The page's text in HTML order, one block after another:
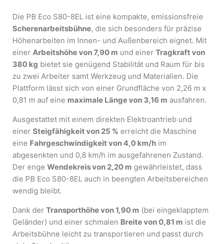
Die PB Eco S80-8EL ist eine kompakte, emissionsfreie
Scherenarbeitsbühne, die sich besonders für präzise
Höhenarbeiten im Innen- und Außenbereich eignet. Mit
einer Arbeitshöhe von 7,90 m und einer Tragkraft von
380 kg bietet sie genügend Stabilität und Raum für bis
zu zwei Arbeiter samt Werkzeug und Materialien. Die
Plattform lässt sich von einer Grundfläche von 2,26 m x
0,81 m auf eine maximale Länge von 3,16 m ausfahren.
Ausgestattet mit einem direkten Elektroantrieb und
einer Steigfähigkeit von 25 % erreicht die Maschine
eine Fahrgeschwindigkeit von 4,0 km/h im
abgesenkten und 0,8 km/h im ausgefahrenen Zustand.
Der enge Wendekreis von 2,20 m gewährleistet, dass
die PB Eco S80-8EL auch in beengten Arbeitsbereichen
wendig bleibt.
Dank der Transporthöhe von 1,90 m (bei eingeklapptem
Geländer) und einer schmalen Breite von 0,81 m ist die
Arbeitsbühne leicht zu transportieren und passt durch